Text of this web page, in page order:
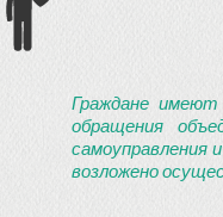
Граждане имеют
обращения
самоуправления
возложено